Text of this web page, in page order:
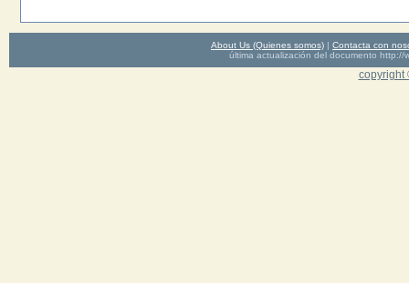
About Us (Quienes somos) | Contacta con
última actualización del documento http://
copyright